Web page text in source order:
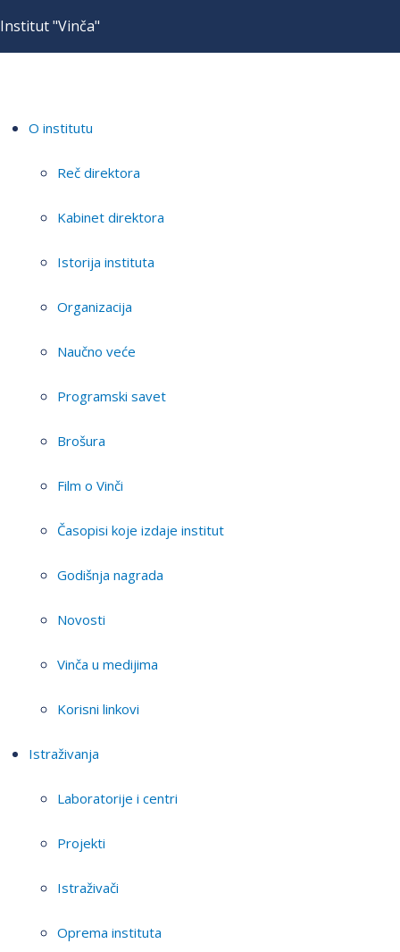
Institut "Vinča"
O institutu
Reč direktora
Kabinet direktora
Istorija instituta
Organizacija
Naučno veće
Programski savet
Brošura
Film o Vinči
Časopisi koje izdaje institut
Godišnja nagrada
Novosti
Vinča u medijima
Korisni linkovi
Istraživanja
Laboratorije i centri
Projekti
Istraživači
Oprema instituta